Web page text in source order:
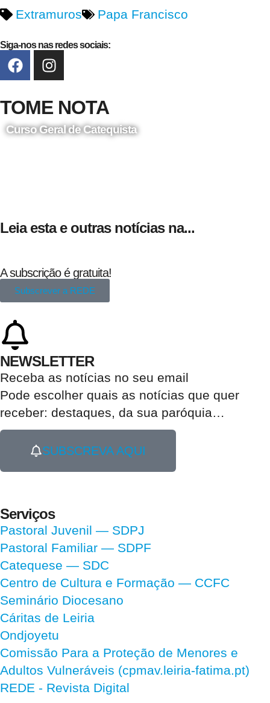
Extramuros
Papa Francisco
Siga-nos nas redes sociais:
TOME NOTA
Curso Geral de Catequista
Leia esta e outras notícias na...
A subscrição é gratuita!
Subscrever a REDE
NEWSLETTER
Receba as notícias no seu email​
Pode escolher quais as notícias que quer
receber: destaques, da sua paróquia…
SUBSCREVA AQUI
Serviços
Pastoral Juvenil — SDPJ
Pastoral Familiar — SDPF
Catequese — SDC
Centro de Cultura e Formação — CCFC
Seminário Diocesano
Cáritas de Leiria
Ondjoyetu
Comissão Para a Proteção de Menores e
Adultos Vulneráveis (cpmav.leiria-fatima.pt)
REDE - Revista Digital